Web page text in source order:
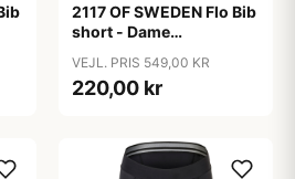
2117 OF SWEDEN Flo Bib
short - Dame
Sort - Str. 38
VEJL. PRIS 549,00 KR
220,00 kr